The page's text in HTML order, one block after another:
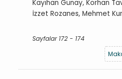
Kayıhan Günay, Korhan
İzzet Rozanes, Mehmet
Sayfalar 172 - 174